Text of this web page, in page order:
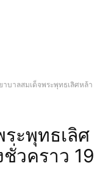
าบาลสมเด็จพระพุทธเลิศหล้า
ะพุทธเลิศ
วคราว 19